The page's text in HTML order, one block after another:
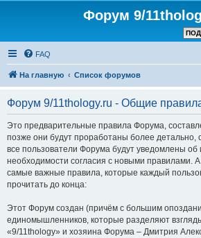
Форум 9/
FAQ
На главную Список форумов
Форум 9/11thology.ru - Общие
Это предварительные правила Форума,
позже они будут проработаны более детально,
все пользователи Форума будут уведомлены об
необходимости согласия с новыми правилами.
самые важные правила, которые каждый
прочитать до конца:
Этот Форум создан (причём с большим
единомышленников, которые разделяют
«9/11thology» и хозяина Форума – Дмитрия